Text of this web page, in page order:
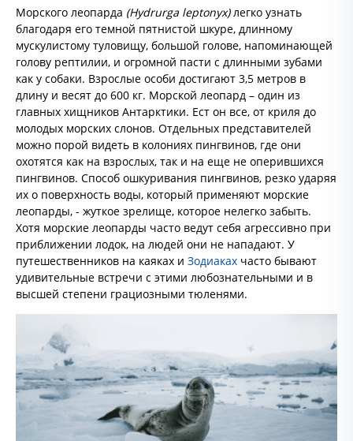
Морского леопарда (Hydrurga leptonyx)легко узнать
благодаря его темной пятнистой шкуре, длинному
мускулистому туловищу, большой голове, напоминающей
голову рептилии, и огромной пасти с длинными зубами
как у собаки. Взрослые особи достигают 3,5 метров в
длину и весят до 600 кг. Морской леопард – один из
главных хищников Антарктики. Ест он все, от криля до
молодых морских слонов. Отдельных представителей
можно порой видеть в колониях пингвинов, где они
охотятся как на взрослых, так и на еще не оперившихся
пингвинов. Способ ошкуривания пингвинов, резко ударяя
их о поверхность воды, который применяют морские
леопарды, - жуткое зрелище, которое нелегко забыть.
Хотя морские леопарды часто ведут себя агрессивно при
приближении лодок, на людей они не нападают. У
путешественников на каяках и Зодиаках часто бывают
удивительные встречи с этими любознательными и в
высшей степени грациозными тюленями.